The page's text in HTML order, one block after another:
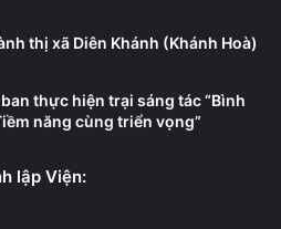
thị xã Diên Khánh (Khánh Hoà)
thực hiện trại sáng tác “Bình
năng cùng triển vọng”
lập Viện: